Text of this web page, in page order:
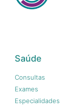
Saúde
Consultas
Exames
Especialidades